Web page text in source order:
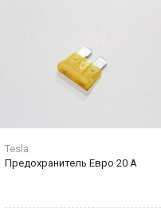
Tesla
Предохранитель Eвро 20 А